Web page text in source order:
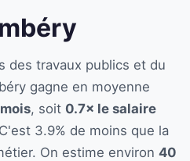
des travaux publics et du
gagne en moyenne
, soit 0.7× le salaire
3.9% de moins que la
On estime environ 40